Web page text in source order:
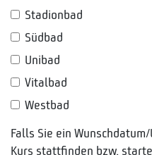
Stadionbad
Südbad
Unibad
Vitalbad
Westbad
Falls Sie ein
Kurs stattfinden bzw.